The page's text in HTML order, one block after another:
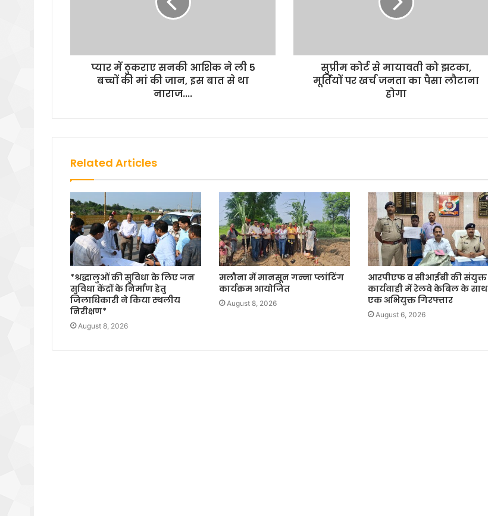
प्यार में ठुकराए सनकी आशिक ने ली 5
बच्चों की मां की जान, इस बात से था
नाराज....
सुप्रीम कोर्ट से मायावती को झटका,
मूर्तियों पर खर्च जनता का पैसा लौटाना
होगा
Related Articles
*श्रद्धालुओं की सुविधा के लिए जन
सुविधा केंद्रों के निर्माण हेतु
जिलाधिकारी ने किया स्थलीय
निरीक्षण*
August 8, 2026
मलौना में मानसून गन्ना प्लांटिंग
कार्यक्रम आयोजित
August 8, 2026
आरपीएफ व सीआईबी की संयुक्त
कार्यवाही में रेलवे केबिल के साथ
एक अभियुक्त गिरफ्तार
August 6, 2026